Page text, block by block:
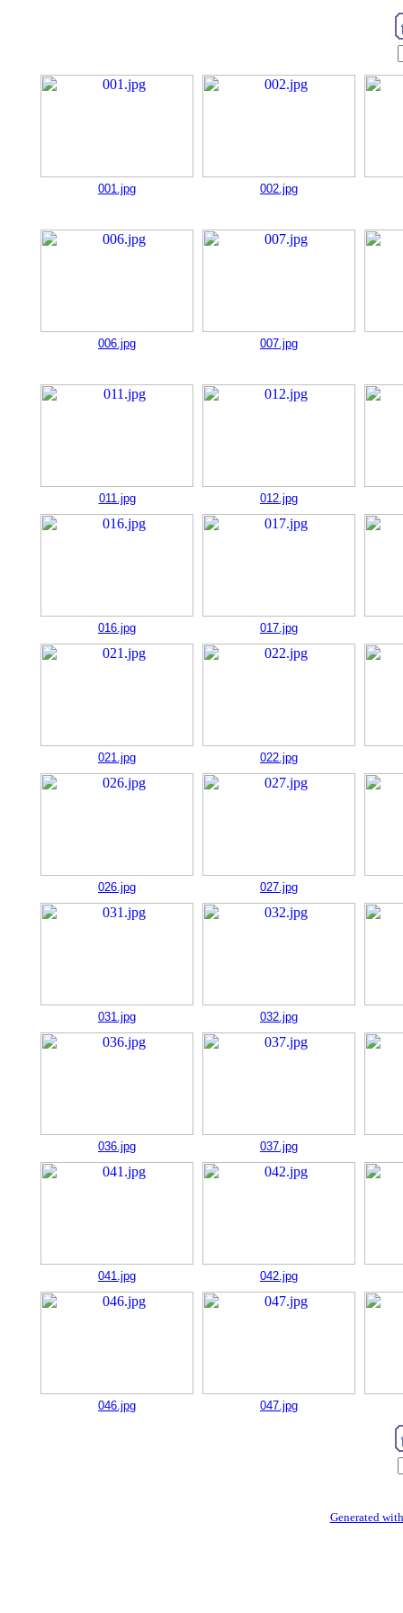
001.jpg 002.jpg
006.jpg 007.jpg
011.jpg 012.jpg
016.jpg 017.jpg
021.jpg 022.jpg
026.jpg 027.jpg
031.jpg 032.jpg
036.jpg 037.jpg
041.jpg 042.jpg
046.jpg 047.jpg
Generated